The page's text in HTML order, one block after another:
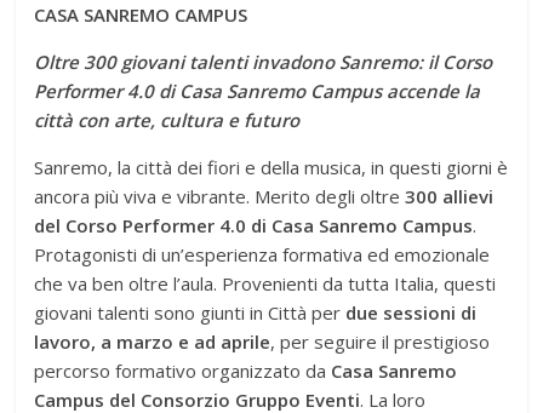
CASA SANREMO CAMPUS
Oltre 300 giovani talenti invadono Sanremo: il Corso
Performer 4.0 di Casa Sanremo Campus accende la
città con arte, cultura e futuro
Sanremo, la città dei fiori e della musica, in questi giorni è
ancora più viva e vibrante. Merito degli oltre300 allievi
del Corso Performer 4.0 di Casa Sanremo Campus.
Protagonisti di un’esperienza formativa ed emozionale
che va ben oltre l’aula. Provenienti da tutta Italia, questi
giovani talenti sono giunti in Città per due sessioni di
lavoro, a marzo e ad aprile, per seguire il prestigioso
percorso formativo organizzato da Casa Sanremo
Campus del Consorzio Gruppo Eventi. La loro